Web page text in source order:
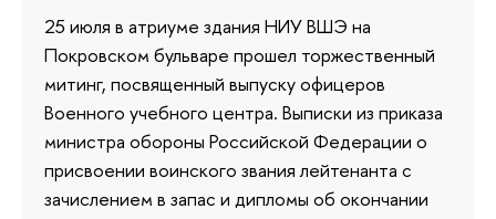
25 июля в атриуме здания НИУ ВШЭ на
Покровском бульваре прошел торжественный
митинг, посвященный выпуску офицеров
Военного учебного центра. Выписки из приказа
министра обороны Российской Федерации о
присвоении воинского звания лейтенанта с
зачислением в запас и дипломы об окончании